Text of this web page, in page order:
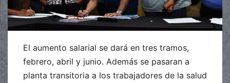
El aumento salarial se dará en tres tramos,
febrero, abril y junio. Además se pasaran a
planta transitoria a los trabajadores de la salud